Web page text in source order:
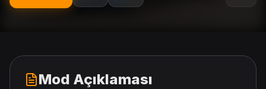
Mod Açıklaması